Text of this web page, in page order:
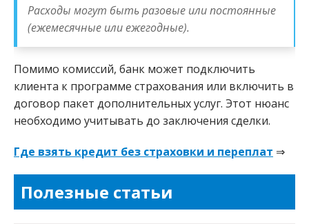
Расходы могут быть разовые или постоянные
(ежемесячные или ежегодные).
Помимо комиссий, банк может подключить
клиента к программе страхования или включить в
договор пакет дополнительных услуг. Этот нюанс
необходимо учитывать до заключения сделки.
Где взять кредит без страховки и переплат ⇒
Полезные статьи